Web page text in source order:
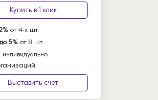
Купить в 1 клик
от 4-х шт.
5% от 8 шт.
индивидуально
Выставить счет